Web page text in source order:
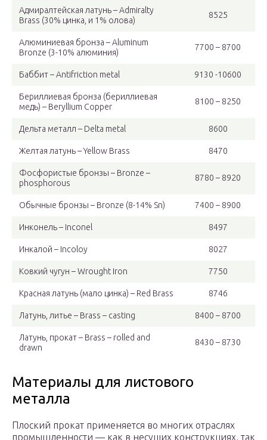
Адмиралтейская латунь – Admiralty
Brass (30% цинка, и 1% олова)
8525
Алюминиевая бронза – Aluminum
Bronze (3-10% алюминия)
7700 – 8700
Баббит – Antifriction metal 9130 -10600
Бериллиевая бронза (бериллиевая
медь) – Beryllium Copper
8100 – 8250
Дельта металл – Delta metal 8600
Желтая латунь – Yellow Brass 8470
Фосфористые бронзы – Bronze –
phosphorous
8780 – 8920
Обычные бронзы – Bronze (8-14% Sn) 7400 – 8900
Инконель – Inconel 8497
Инкалой – Incoloy 8027
Ковкий чугун – Wrought Iron 7750
Красная латунь (мало цинка) – Red Brass 8746
Латунь, литье – Brass – casting 8400 – 8700
Латунь, прокат – Brass – rolled and
drawn
8430 – 8730
Материалы для листового
металла
Плоский прокат применяется во многих отраслях
промышленности — как в несущих конструкциях, так